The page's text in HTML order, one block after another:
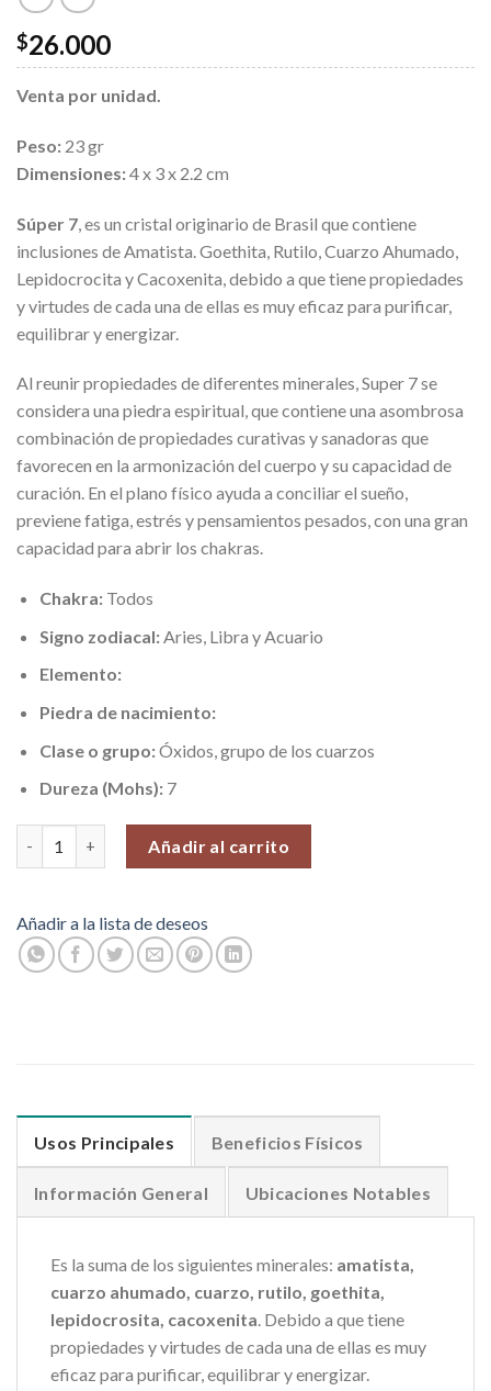
$26.000
Venta por unidad.
Peso: 23 gr
Dimensiones:4 x 3 x 2.2 cm
Súper 7 , es un cristal originario de Brasil que contiene
inclusiones de Amatista. Goethita, Rutilo, Cuarzo Ahumado,
Lepidocrocita y Cacoxenita, debido a que tiene propiedades
y virtudes de cada una de ellas es muy eficaz para purificar,
equilibrar y energizar.
Al reunir propiedades de diferentes minerales, Super 7 se
considera una piedra espiritual, que contiene una asombrosa
combinación de propiedades curativas y sanadoras que
favorecen en la armonización del cuerpo y su capacidad de
curación. En el plano físico ayuda a conciliar el sueño,
previene fatiga, estrés y pensamientos pesados, con una gran
capacidad para abrir los chakras.
Chakra: Todos
Signo zodiacal: Aries, Libra y Acuario
Elemento:
Piedra de nacimiento:
Clase o grupo:Óxidos, grupo de los cuarzos
Dureza (Mohs): 7
Añadir al carrito
Añadir a la lista de deseos
Usos Principales Beneficios Físicos
Información General Ubicaciones Notables
Es la suma de los siguientes minerales: amatista,
cuarzo ahumado, cuarzo, rutilo, goethita,
lepidocrosita, cacoxenita. Debido a que tiene
propiedades y virtudes de cada una de ellas es muy
eficaz para purificar, equilibrar y energizar.